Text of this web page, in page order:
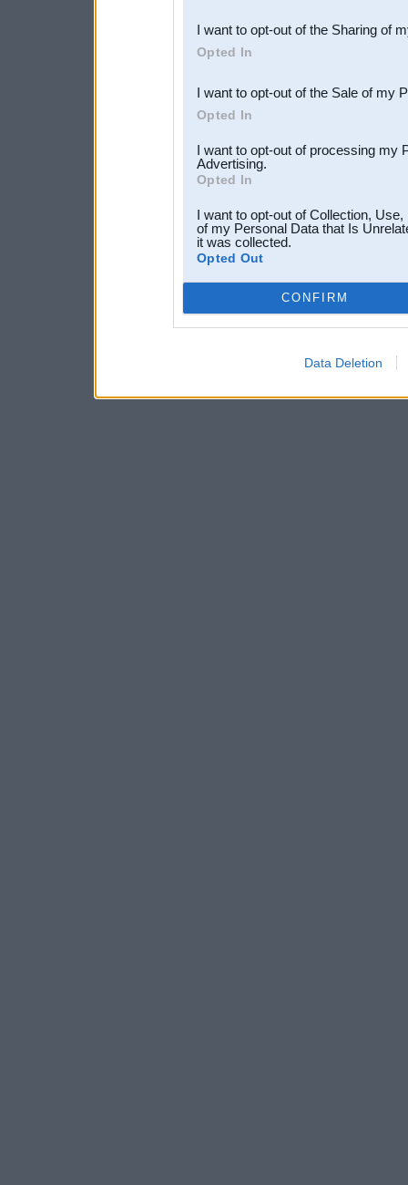
Downstream Participants
third parties.
I want to opt-out of the Sharing of
Opted In
I want to opt-out of the Sale of my
Opted In
I want to opt-out of processing my
Advertising.
Opted In
I want to opt-out of Collection,
of my Personal Data that Is
it was collected.
Opted Out
CONFIRM
Data Deletion